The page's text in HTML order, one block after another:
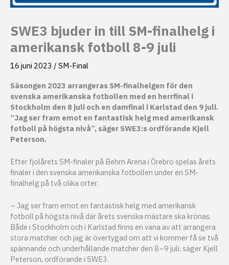
SWE3 bjuder in till SM-finalhelg i
amerikansk fotboll 8-9 juli
16 juni 2023 / SM-Final
Säsongen 2023 arrangeras SM-finalhelgen för den
svenska amerikanska fotbollen med en herrfinal i
Stockholm den 8 juli och en damfinal i Karlstad den 9 juli.
“Jag ser fram emot en fantastisk helg med amerikansk
fotboll på högsta nivå”, säger SWE3:s ordförande Kjell
Peterson.
Efter fjolårets SM-finaler på Behrn Arena i Örebro spelas årets
finaler i den svenska amerikanska fotbollen under en SM-
finalhelg på två olika orter.
– Jag ser fram emot en fantastisk helg med amerikansk
fotboll på högsta nivå där årets svenska mästare ska krönas.
Både i Stockholm och i Karlstad finns en vana av att arrangera
stora matcher och jag är övertygad om att vi kommer få se två
spännande och underhållande matcher den 8–9 juli, säger Kjell
Peterson, ordförande i SWE3.